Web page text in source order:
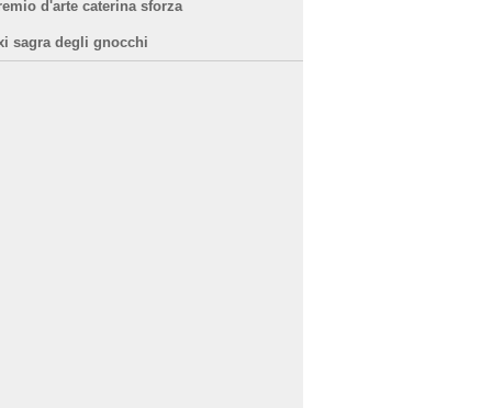
d'arte caterina sforza
sagra degli gnocchi